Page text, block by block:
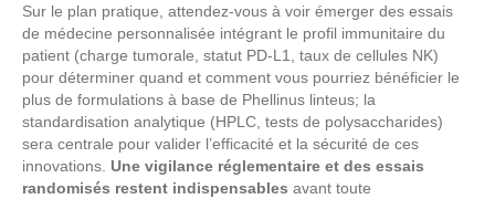
Sur le plan pratique, attendez-vous à voir émerger des essais
de médecine personnalisée intégrant le profil immunitaire du
patient (charge tumorale, statut PD‑L1, taux de cellules NK)
pour déterminer quand et comment vous pourriez bénéficier le
plus de formulations à base de Phellinus linteus; la
standardisation analytique (HPLC, tests de polysaccharides)
sera centrale pour valider l’efficacité et la sécurité de ces
innovations. Une vigilance réglementaire et des essais
randomisés restent indispensables avant toute